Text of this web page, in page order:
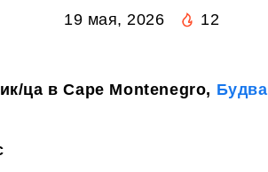
19 мая, 2026 12
ца в Cape Montenegro, Будва